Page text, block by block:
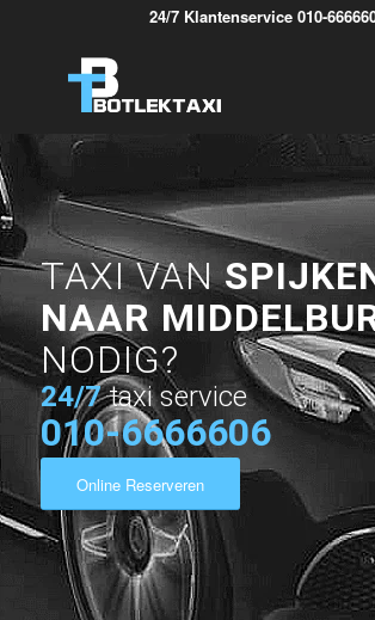
24/7 Klantenservice 010-
TAXI VAN
NAAR
NODIG?
24/7 taxi service
010-6666606
Online Reserveren